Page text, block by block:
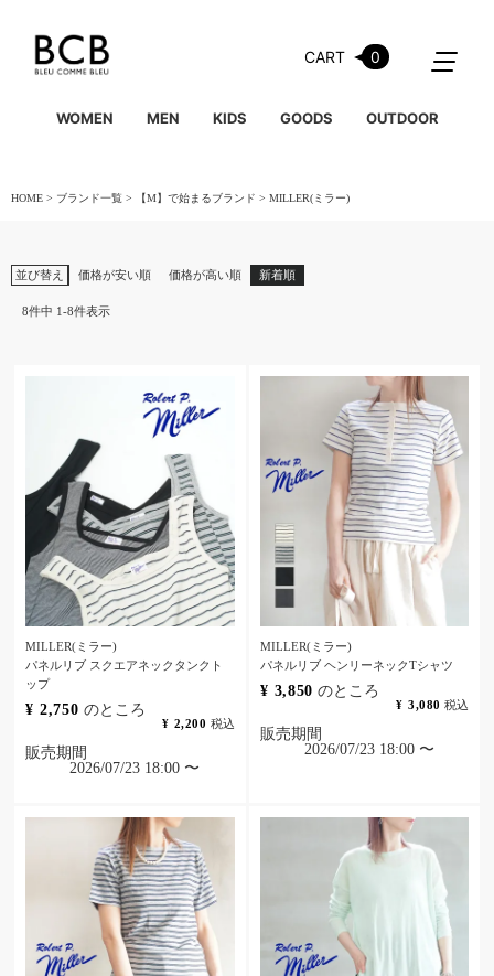
CART 0
WOMEN MEN KIDS GOODS OUTDOOR
HOME ブランド一覧 【M】で始まるブランド MILLER(ミラー)
並び替え 価格が安い順 価格が高い順 新着順
8件中 1-8件表示
MILLER(ミラー)
パネルリブ スクエアネックタンクト
ップ
¥ 2,750 のところ
¥ 2,200 税込
販売期間
2026/07/23 18:00 〜
MILLER(ミラー)
パネルリブ ヘンリーネックTシャツ
¥ 3,850 のところ
¥ 3,080 税込
販売期間
2026/07/23 18:00 〜